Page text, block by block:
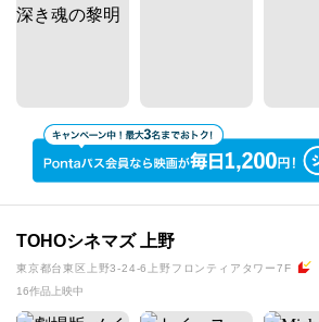
TOHOシネマズ 上野
東京都台東区上野3-24-6上野フロンティアタワー7F
16作品上映中